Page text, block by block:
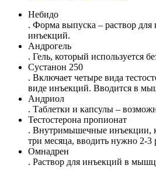
Небидо
. Форма выпуска – раствор
инъекций.
Андрогель
. Гель, который используется
Сустанон 250
. Включает четыре вида
виде инъекций. Вводится в
Андриол
. Таблетки и капсулы –
Тестостерона пропионат
. Внутримышечные инъекции,
три месяца, вводить нужно 2-3
Омнадрен
. Раствор для инъекций в